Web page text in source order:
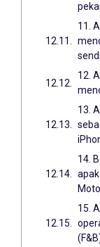
11.
12.
13.
14.
15.